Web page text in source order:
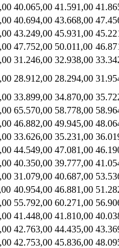
40.065,00 41.591,00
40.694,00 43.668,00
43.249,00 45.931,00
47.752,00 50.011,00
31.246,00 32.938,00
28.912,00 28.294,00
33.899,00 34.870,00
65.570,00 58.778,00
46.882,00 49.945,00
33.626,00 35.231,00
44.549,00 47.081,00
40.350,00 39.777,00
31.079,00 40.687,00
40.954,00 46.881,00
55.792,00 60.271,00
41.448,00 41.810,00
42.763,00 44.435,00
42.753,00 45.836,00